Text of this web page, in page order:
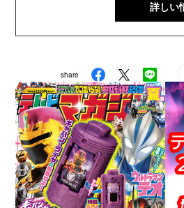
ル』で配信中。講談社発行の幼年
雑誌です。 【SNS】 X（旧
Instagram：＠tele_maga
詳しい
share